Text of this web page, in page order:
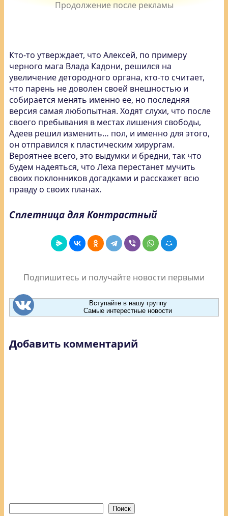
Кто-то утверждает, что Алексей, по примеру
черного мага Влада Кадони, решился на
увеличение детородного органа, кто-то считает,
что парень не доволен своей внешностью и
собирается менять именно ее, но последняя
версия самая любопытная. Ходят слухи, что после
своего пребывания в местах лишения свободы,
Адеев решил изменить… пол, и именно для этого,
он отправился к пластическим хирургам.
Вероятнее всего, это выдумки и бредни, так что
будем надеяться, что Леха перестанет мучить
своих поклонников догадками и расскажет всю
правду о своих планах.
Сплетница для Контрастный
Подпишитесь и получайте новости первыми
Вступайте в нашу группу
Самые интерестные новости
Добавить комментарий
Поиск